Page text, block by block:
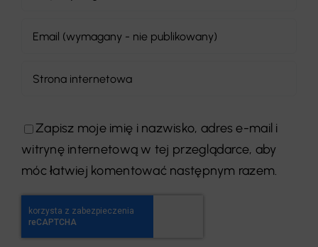
Zapisz moje imię i nazwisko, adres e-mail i
witrynę internetową w tej przeglądarce, aby
móc łatwiej komentować następnym razem.